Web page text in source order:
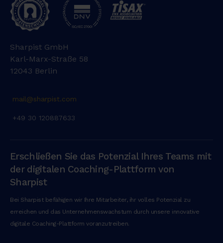
Sharpist GmbH
Karl-Marx-Straße 58
12043 Berlin
mail@sharpist.com
+49 30 120887633
Erschließen Sie das Potenzial Ihres Teams mit
der digitalen Coaching-Plattform von
Sharpist
Bei Sharpist befähigen wir Ihre Mitarbeiter, ihr volles Potenzial zu
erreichen und das Unternehmenswachstum durch unsere innovative
digitale Coaching-Plattform voranzutreiben.